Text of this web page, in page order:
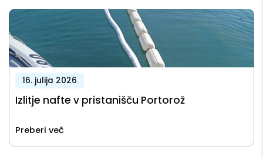
16. julija 2026
Izlitje nafte v pristanišču Portorož
Preberi več